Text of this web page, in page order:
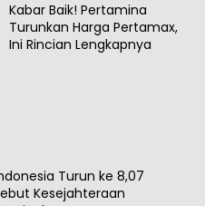
Kabar Baik! Pertamina
Turunkan Harga Pertamax,
Ini Rincian Lengkapnya
Turun ke 8,07
Kesejahteraan